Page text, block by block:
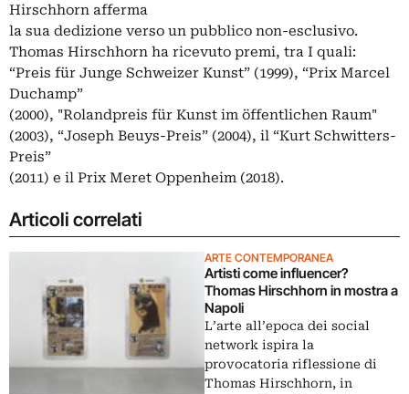
Hirschhorn afferma
la sua dedizione verso un pubblico non-esclusivo.
Thomas Hirschhorn ha ricevuto premi, tra I quali:
“Preis für Junge Schweizer Kunst” (1999), “Prix Marcel
Duchamp”
(2000), "Rolandpreis für Kunst im öffentlichen Raum"
(2003), “Joseph Beuys-Preis” (2004), il “Kurt Schwitters-
Preis”
(2011) e il Prix Meret Oppenheim (2018).
Articoli correlati
ARTE CONTEMPORANEA
Artisti come influencer?
Thomas Hirschhorn in mostra a
Napoli
L’arte all’epoca dei social
network ispira la
provocatoria riflessione di
Thomas Hirschhorn, in